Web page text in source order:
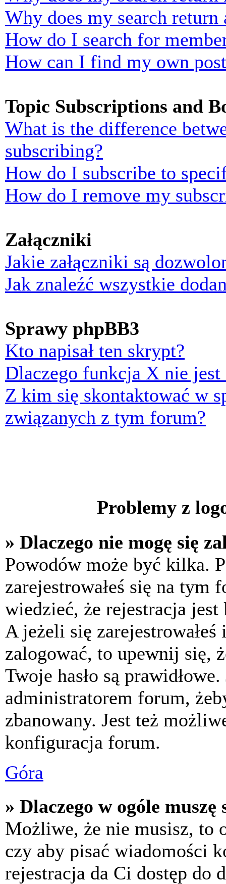
Why does my search return
How do I search for
How can I find my own
Topic Subscriptions and
What is the difference
subscribing?
How do I subscribe to
How do I remove my
Załączniki
Jakie załączniki są
Jak znaleźć wszystkie
Sprawy phpBB3
Kto napisał ten skrypt?
Dlaczego funkcja X nie jest
Z kim się skontaktować w
związanych z tym forum?
Problemy z
» Dlaczego nie mogę się
Powodów może być kilka.
zarejestrowałeś się na tym
wiedzieć, że rejestracja
A jeżeli się
zalogować, to upewnij się,
Twoje hasło są
administratorem forum,
zbanowany. Jest też
konfiguracja forum.
Góra
» Dlaczego w ogóle
Możliwe, że nie musisz, to
czy aby pisać wiadomości
rejestracja da Ci dostęp do